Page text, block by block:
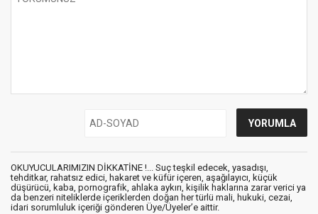
OKUYUCULARIMIZIN DİKKATİNE !... Suç teşkil edecek, yasadışı,
tehditkar, rahatsız edici, hakaret ve küfür içeren, aşağılayıcı, küçük
düşürücü, kaba, pornografik, ahlaka aykırı, kişilik haklarına zarar verici ya
da benzeri niteliklerde içeriklerden doğan her türlü mali, hukuki, cezai,
idari sorumluluk içeriği gönderen Üye/Üyeler’e aittir.